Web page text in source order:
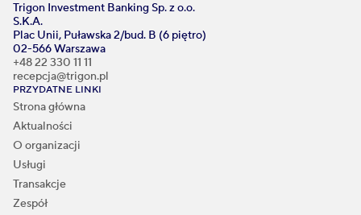
Trigon Investment Banking Sp. z o.o.
S.K.A.
Plac Unii, Puławska 2/bud. B (6 piętro)
02-566 Warszawa
+48 22 330 11 11
recepcja@trigon.pl
PRZYDATNE LINKI
Strona główna
Aktualności
O organizacji
Usługi
Transakcje
Zespół